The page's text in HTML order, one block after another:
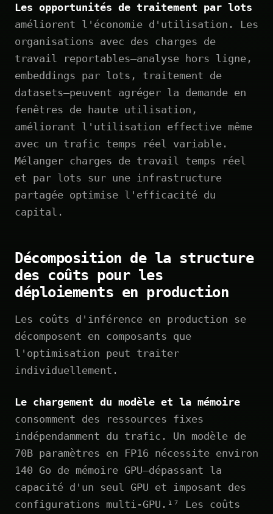
Les opportunités de traitement par lots
améliorent l'économie d'utilisation. Les
organisations avec des charges de
travail reportables—analyse hors ligne,
embeddings par lots, traitement de
datasets—peuvent agréger la demande en
fenêtres de haute utilisation,
améliorant l'utilisation effective même
avec un trafic temps réel variable.
Mélanger charges de travail temps réel
et par lots sur une infrastructure
partagée optimise l'efficacité du
capital.
Décomposition de la structure
des coûts pour les
déploiements en production
Les coûts d'inférence en production se
décomposent en composants que
l'optimisation peut traiter
individuellement.
Le chargement du modèle et la mémoire
consomment des ressources fixes
indépendamment du trafic. Un modèle de
70B paramètres en FP16 nécessite environ
140 Go de mémoire GPU—dépassant la
capacité d'un seul GPU et imposant des
configurations multi-GPU.¹⁷ Les coûts